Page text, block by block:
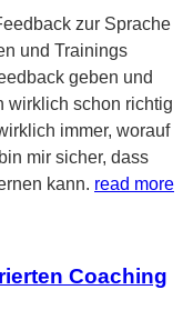
zur Sprache
und Trainings
geben und
wirklich schon richtig
immer, worauf
mir sicher, dass
kann. read more
Coaching